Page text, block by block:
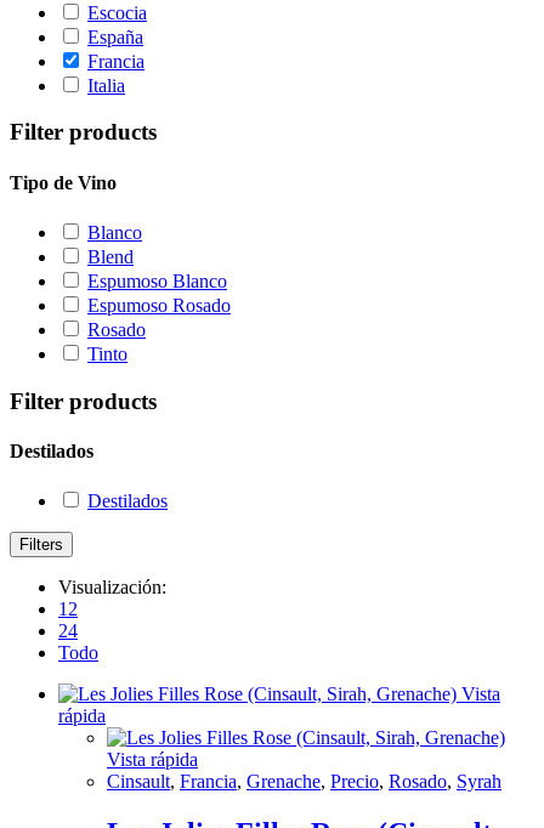
Escocia
España
Francia
Italia
Filter products
Tipo de Vino
Blanco
Blend
Espumoso Blanco
Espumoso Rosado
Rosado
Tinto
Filter products
Destilados
Destilados
Filters
Visualización:
12
24
Todo
Vista
rápida
Vista rápida
Cinsault, Francia, Grenache, Precio, Rosado, Syrah